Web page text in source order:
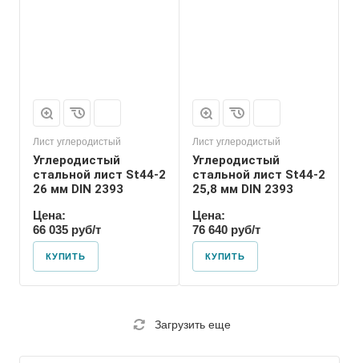
Лист углеродистый
Углеродистый
стальной лист St44-2
26 мм DIN 2393
Цена:
66 035 руб/т
КУПИТЬ
Лист углеродистый
Углеродистый
стальной лист St44-2
25,8 мм DIN 2393
Цена:
76 640 руб/т
КУПИТЬ
Загрузить еще